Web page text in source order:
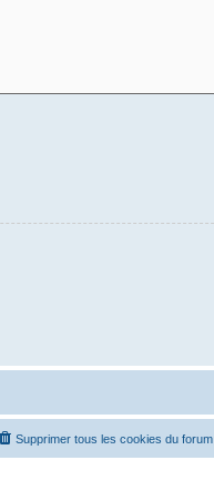
Supprimer tous les cookies du forum